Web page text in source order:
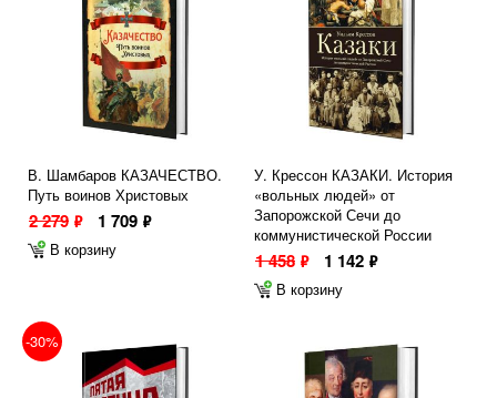
В. Шамбаров КАЗАЧЕСТВО.
Путь воинов Христовых
2 279 ф 1 709 ф
В корзину
У. Крессон КАЗАКИ. История
«вольных людей» от
Запорожской Сечи до
коммунистической России
1 458 ф 1 142 ф
В корзину
-30%